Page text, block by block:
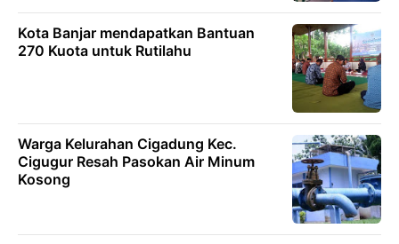
Kota Banjar mendapatkan Bantuan
270 Kuota untuk Rutilahu
Warga Kelurahan Cigadung Kec.
Cigugur Resah Pasokan Air Minum
Kosong